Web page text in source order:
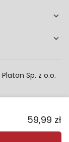
59,99 zł
Platon Sp. z o.o.